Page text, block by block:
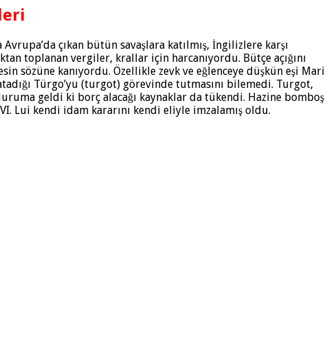
çıkan bütün savaşlara katılmış, İngilizlere karşı
toplanan vergiler, krallar için harcanıyordu. Bütçe açığını
sözüne kanıyordu. Özellikle zevk ve eğlenceye düşkün eşi Mari
Türgo’yu (turgot) görevinde tutmasını bilemedi. Turgot,
geldi ki borç alacağı kaynaklar da tükendi. Hazine bomboş
Lui kendi idam kararını kendi eliyle imzalamış oldu.